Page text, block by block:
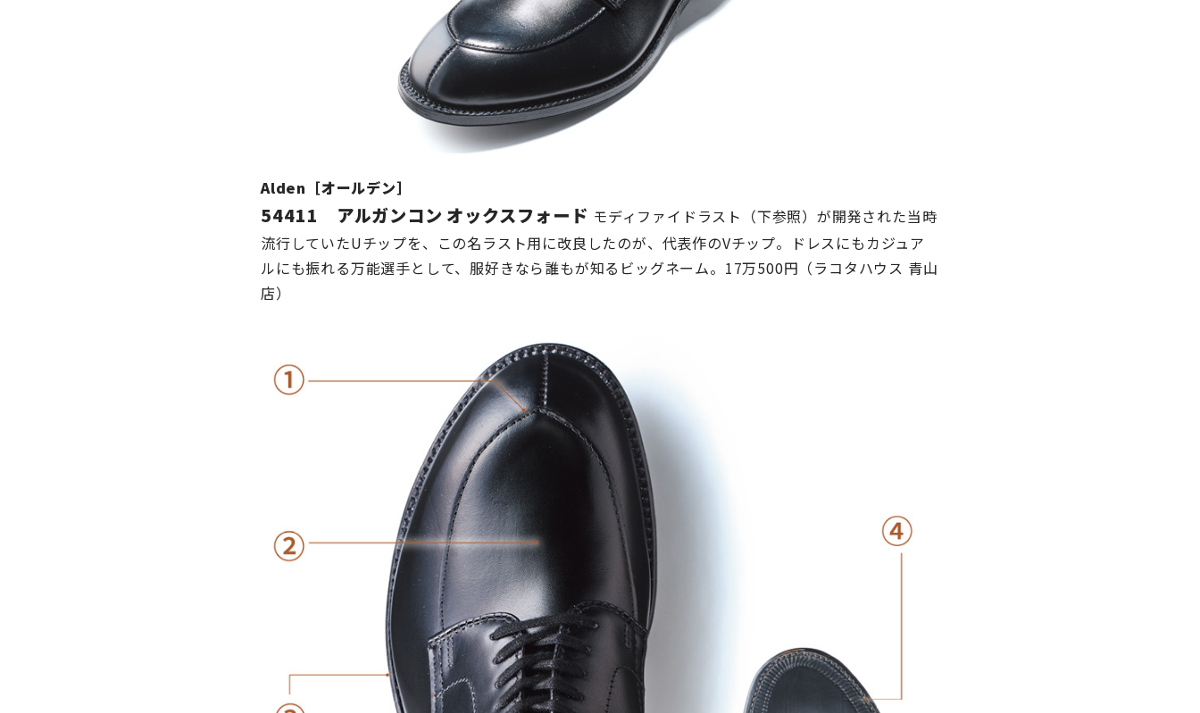
Alden［オールデン］
54411 アルガンコン オックスフォード モディファイドラスト（下参照）が開発された当時
流行していたUチップを、この名ラスト用に改良したのが、代表作のVチップ。ドレスにもカジュア
ルにも振れる万能選手として、服好きなら誰もが知るビッグネーム。17万500円（ラコタハウス 青山
店）